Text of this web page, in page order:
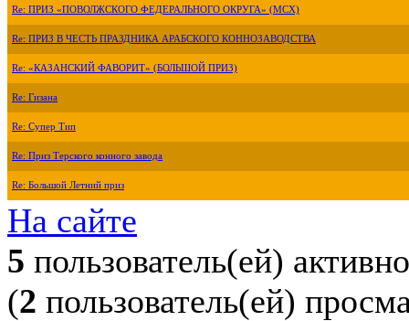
Re: ПРИЗ «ПОВОЛЖСКОГО ФЕДЕРАЛЬНОГО ОКРУГА» (МСХ)
Re: ПРИЗ В ЧЕСТЬ ПРАЗДНИКА АРАБСКОГО КОННОЗАВОДСТВА
Re: «КАЗАНСКИЙ ФАВОРИТ» (БОЛЬШОЙ ПРИЗ)
Re: Гизана
Re: Супер Тип
Re: Приз Терского конного завода
Re: Большой Летний приз
На сайте
5 пользователь(ей) активно
(2 пользователь(ей)